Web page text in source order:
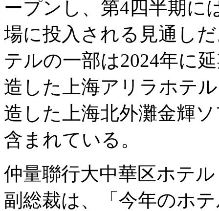
ープンし、第4四半期に
場に投入される見通し
テルの一部は2024年に
造した上海アリラホテ
造した上海北外灘金輝
含まれている。
仲量聯行大中華区ホテ
副総裁は、「今年のホ